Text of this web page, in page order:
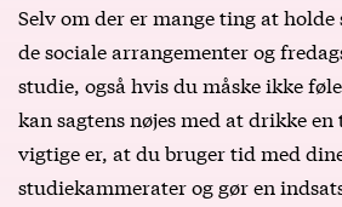
Selv om der er mange ting at
de sociale arrangementer og
studie, også hvis du måske ikke
kan sagtens nøjes med at drikke
vigtige er, at du bruger tid med
studiekammerater og gør en